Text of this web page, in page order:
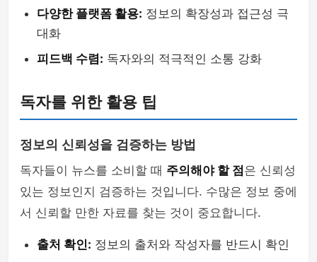
다양한 플랫폼 활용: 정보의 확장성과 접근성 극
대화
피드백 수렴: 독자와의 적극적인 소통 강화
독자를 위한 활용 팁
정보의 신뢰성을 검증하는 방법
독자들이 뉴스를 소비할 때 주의해야 할 점은 신뢰성
있는 정보인지 검증하는 것입니다. 수많은 정보 중에
서 신뢰할 만한 자료를 찾는 것이 중요합니다.
출처 확인: 정보의 출처와 작성자를 반드시 확인